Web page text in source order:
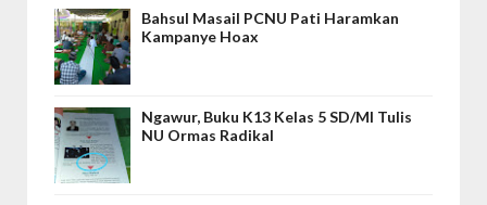
Bahsul Masail PCNU Pati Haramkan
Kampanye Hoax
Ngawur, Buku K13 Kelas 5 SD/MI Tulis
NU Ormas Radikal